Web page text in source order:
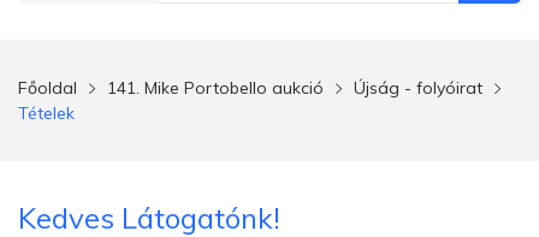
Főoldal 141. Mike Portobello aukció
Újság - folyóirat
Tételek
Kedves Látogatónk!